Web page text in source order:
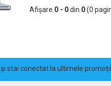
Afişare 0 - 0din 0(0
și stai conectat la ultimele promoții